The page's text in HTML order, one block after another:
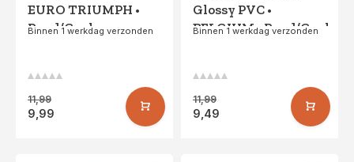
EURO TRIUMPH •
Rood/Geel
Binnen 1 werkdag verzonden
11,99
9,99
Glossy PVC •
BELGIUM • Rood/Geel
Binnen 1 werkdag verzonden
11,99
9,49